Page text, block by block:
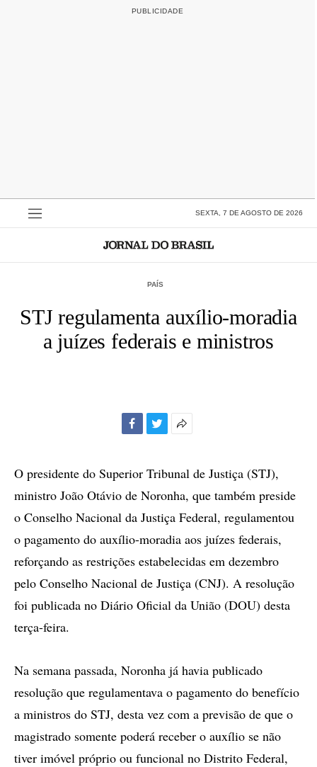
SEXTA, 7 DE AGOSTO DE 2026
PAÍS
STJ regulamenta auxílio-moradia
a juízes federais e ministros
compartilhamento
O presidente do Superior Tribunal de Justiça (STJ),
ministro João Otávio de Noronha, que também preside
o Conselho Nacional da Justiça Federal, regulamentou
o pagamento do auxílio-moradia aos juízes federais,
reforçando as restrições estabelecidas em dezembro
pelo Conselho Nacional de Justiça (CNJ). A resolução
foi publicada no Diário Oficial da União (DOU) desta
terça-feira.
Na semana passada, Noronha já havia publicado
resolução que regulamentava o pagamento do benefício
a ministros do STJ, desta vez com a previsão de que o
magistrado somente poderá receber o auxílio se não
tiver imóvel próprio ou funcional no Distrito Federal,